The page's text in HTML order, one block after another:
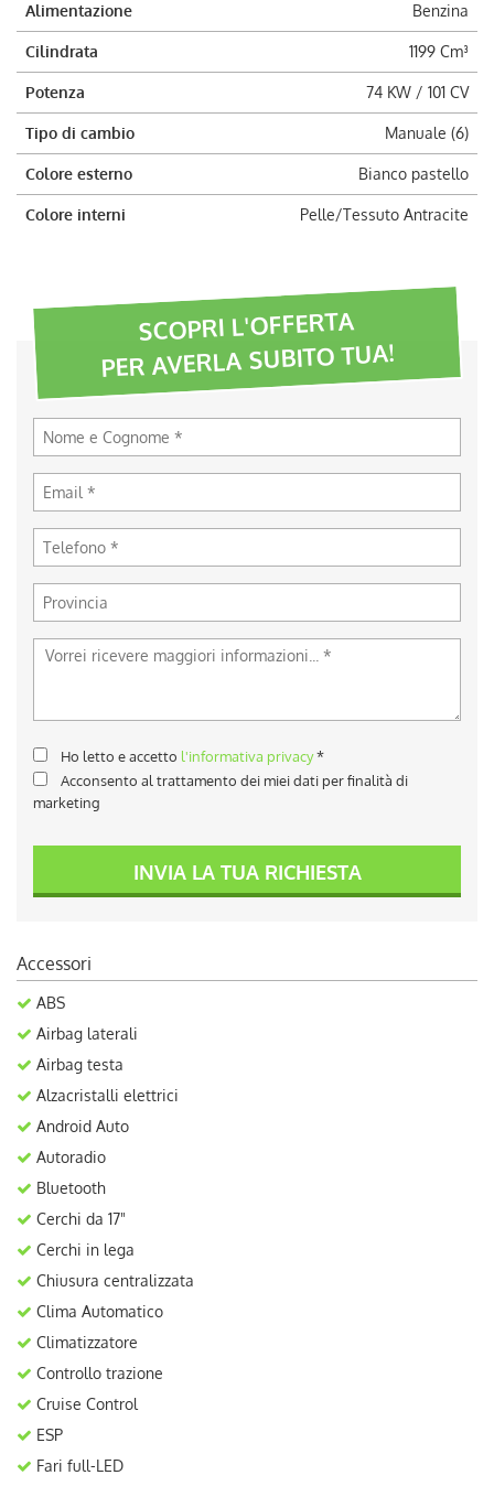
Alimentazione Benzina
Cilindrata 1199 Cm³
Potenza 74 KW / 101 CV
Tipo di cambio Manuale (6)
Colore esterno Bianco pastello
Colore interni Pelle/Tessuto Antracite
SCOPRI L'OFFERTA
PER AVERLA SUBITO TUA!
Ho letto e accetto l'informativa privacy*
Acconsento al trattamento dei miei dati per finalità di
marketing
INVIA LA TUA RICHIESTA
Accessori
ABS
Airbag laterali
Airbag testa
Alzacristalli elettrici
Android Auto
Autoradio
Bluetooth
Cerchi da 17"
Cerchi in lega
Chiusura centralizzata
Clima Automatico
Climatizzatore
Controllo trazione
Cruise Control
ESP
Fari full-LED